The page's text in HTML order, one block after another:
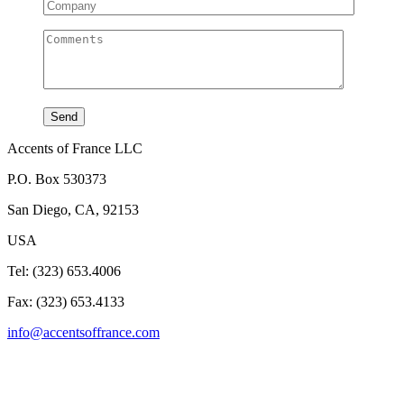
Accents of France LLC
P.O. Box 530373
San Diego, CA, 92153
USA
Tel: (323) 653.4006
Fax: (323) 653.4133
info@accentsoffrance.com